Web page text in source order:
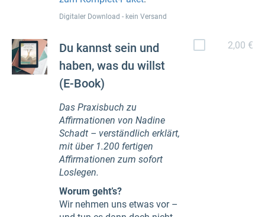
Digitaler Download - kein Versand
Du kannst sein und
haben, was du willst
(E-Book)
Das Praxisbuch zu
Affirmationen von Nadine
Schadt – verständlich erklärt,
mit über 1.200 fertigen
Affirmationen zum sofort
Loslegen.
Worum geht’s?
Wir nehmen uns etwas vor –
2,00 €